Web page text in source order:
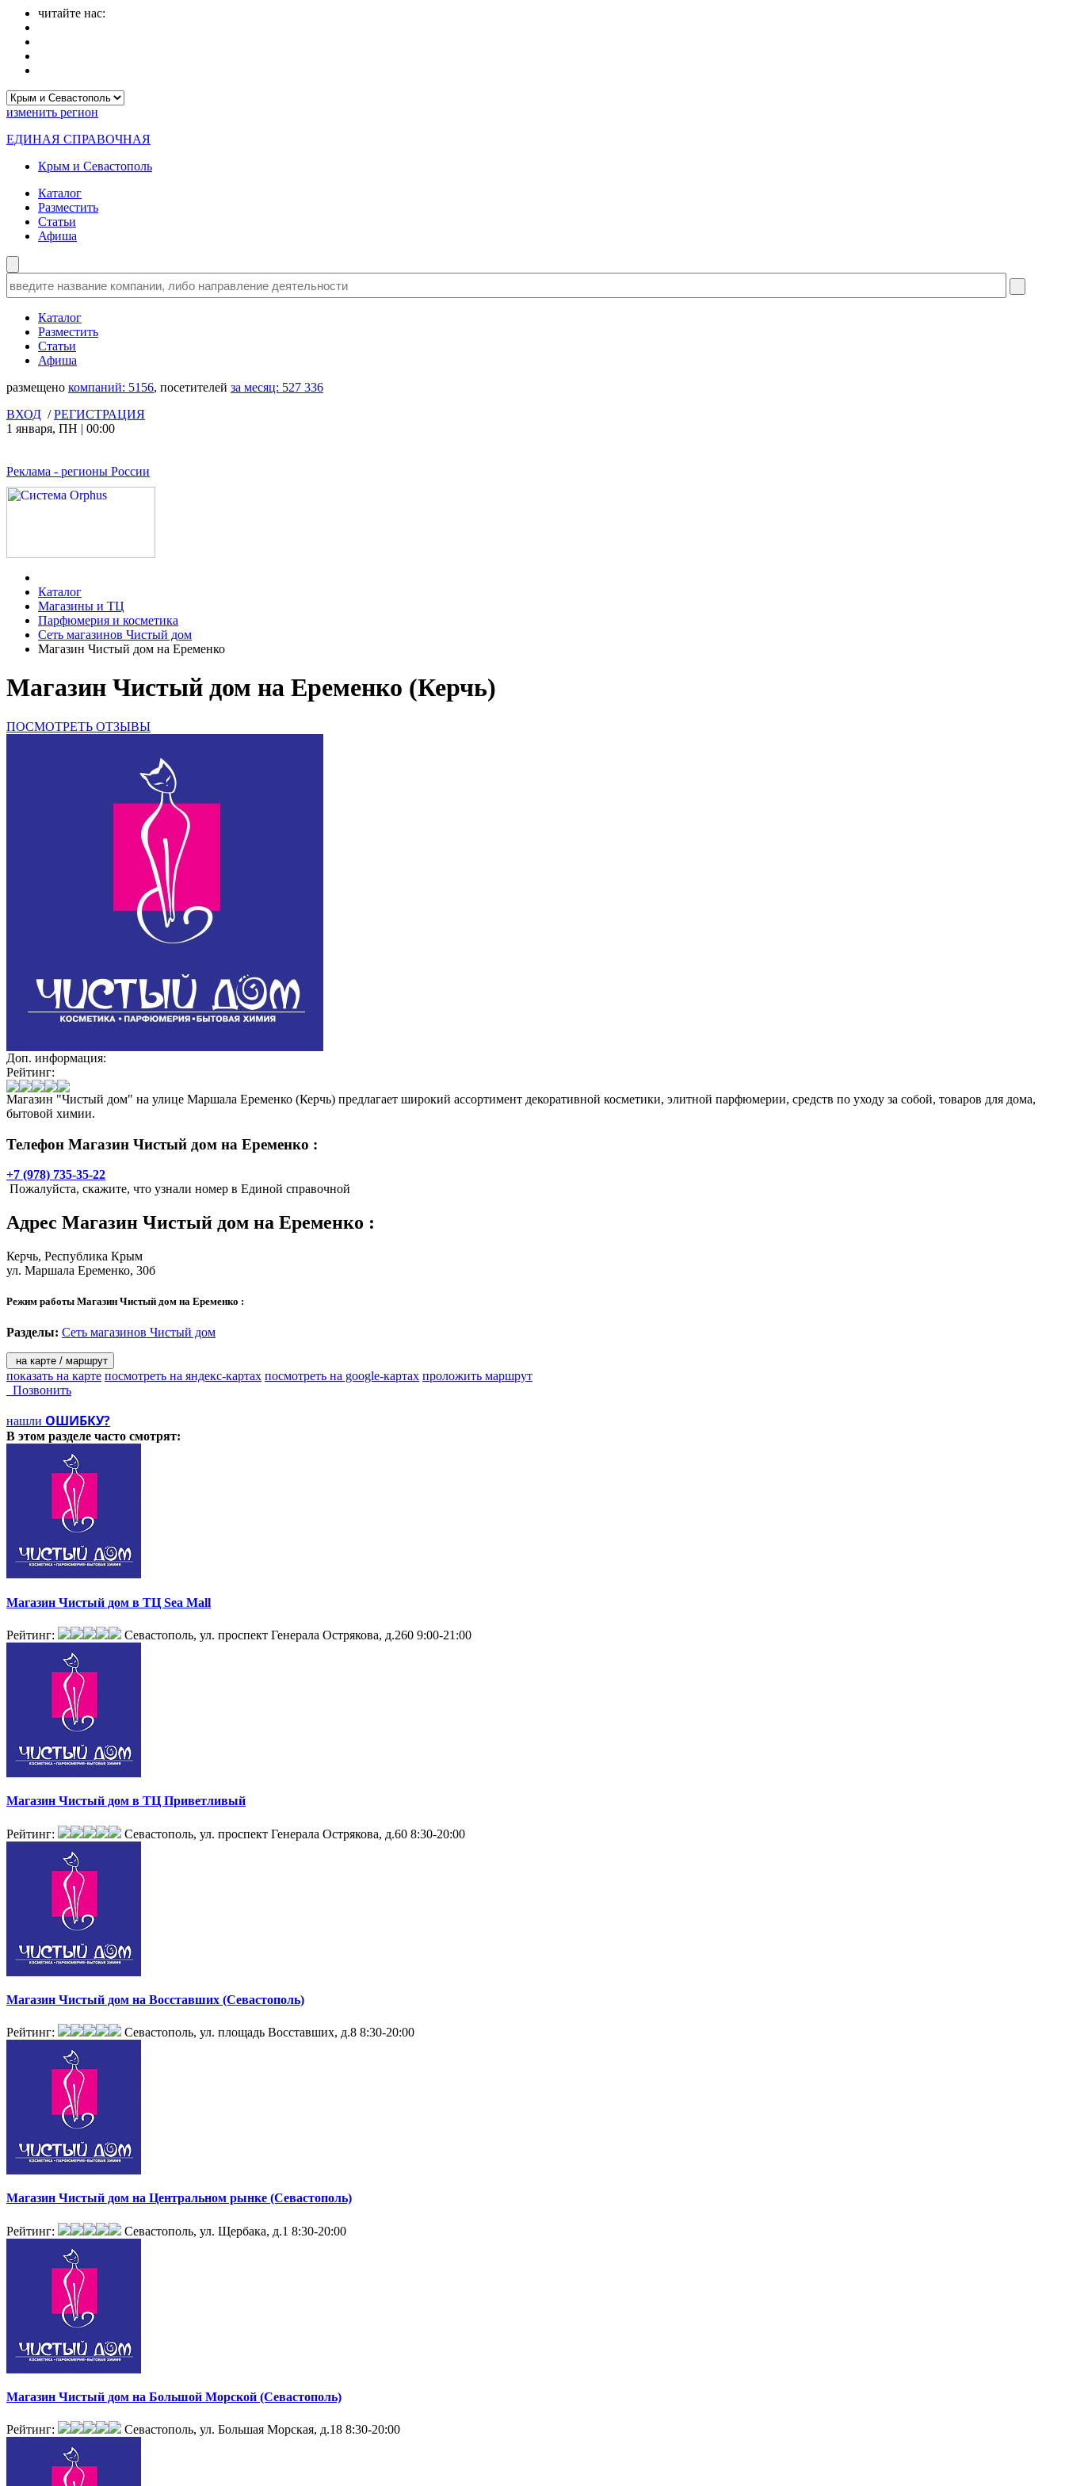
читайте нас:
изменить регион
ЕДИНАЯ СПРАВОЧНАЯ
Крым и Севастополь
Каталог
Разместить
Статьи
Афиша
Каталог
Разместить
Статьи
Афиша
размещено компаний: 5156, посетителей за месяц: 527 336
ВХОД /РЕГИСТРАЦИЯ
1 января, ПН | 00:00
Реклама - регионы России
Каталог
Магазины и ТЦ
Парфюмерия и косметика
Сеть магазинов Чистый дом
Магазин Чистый дом на Еременко
Магазин Чистый дом на Еременко (Керчь)
ПОСМОТРЕТЬ ОТЗЫВЫ
Доп. информация:
Рейтинг:
Магазин "Чистый дом" на улице Маршала Еременко (Керчь) предлагает широкий ассортимент декоративной косметики, элитной парфюмерии, средств по уходу за собой, товаров для дома,
бытовой химии.
Телефон Магазин Чистый дом на Еременко :
+7 (978) 735-35-22
Пожалуйста, скажите, что узнали номер в Единой справочной
Адрес Магазин Чистый дом на Еременко :
Керчь, Республика Крым
ул. Маршала Еременко, 30б
Режим работы Магазин Чистый дом на Еременко :
Разделы: Сеть магазинов Чистый дом
на карте / маршрут
показать на карте посмотреть на яндекс-картах посмотреть на google-картах проложить маршрут
Позвонить
нашли ОШИБКУ?
В этом разделе часто смотрят:
Магазин Чистый дом в ТЦ Sea Mall
Рейтинг: Севастополь, ул. проспект Генерала Острякова, д.260 9:00-21:00
Магазин Чистый дом в ТЦ Приветливый
Рейтинг: Севастополь, ул. проспект Генерала Острякова, д.60 8:30-20:00
Магазин Чистый дом на Восставших (Севастополь)
Рейтинг: Севастополь, ул. площадь Восставших, д.8 8:30-20:00
Магазин Чистый дом на Центральном рынке (Севастополь)
Рейтинг: Севастополь, ул. Щербака, д.1 8:30-20:00
Магазин Чистый дом на Большой Морской (Севастополь)
Рейтинг: Севастополь, ул. Большая Морская, д.18 8:30-20:00